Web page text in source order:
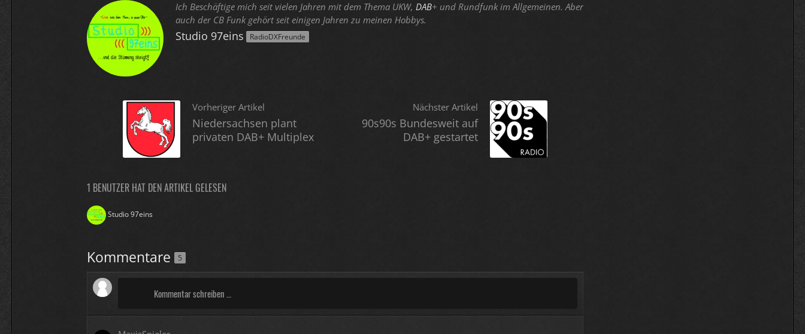
Ich Beschäftige mich seit vielen Jahren mit dem Thema UKW, DAB+ und Rundfunk im Allgemeinen. Aber
auch der CB Funk gehört seit einigen Jahren zu meinen Hobbys.
Studio 97eins RadioDXFreunde
Vorheriger Artikel
Niedersachsen plant
privaten DAB+ Multiplex
Nächster Artikel
90s90s Bundesweit auf
DAB+ gestartet
1 BENUTZER HAT DEN ARTIKEL GELESEN
Studio 97eins
Kommentare 5
Kommentar schreiben …